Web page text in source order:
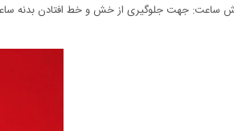
جهت جلوگیری از خش و خط افتادن بدنه